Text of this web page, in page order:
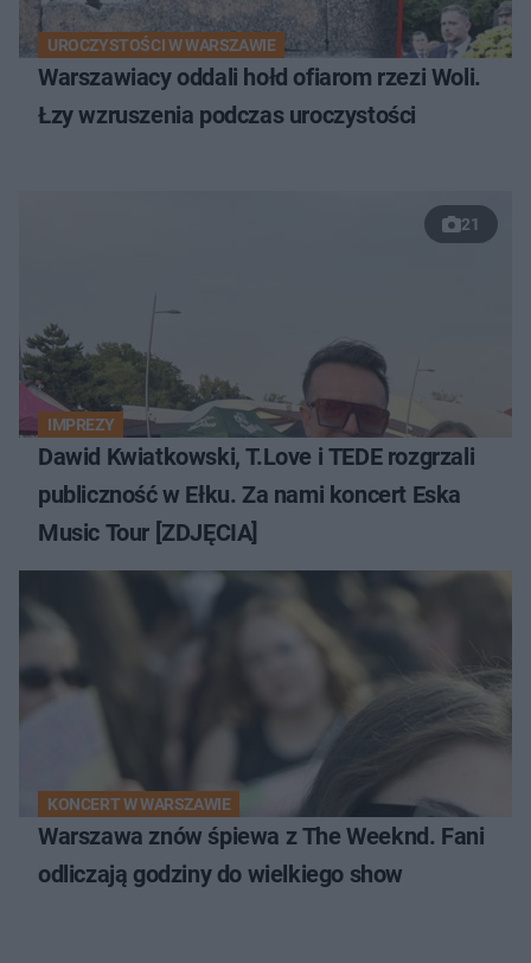
UROCZYSTOŚCI W WARSZAWIE
Warszawiacy oddali hołd ofiarom rzezi Woli.
Łzy wzruszenia podczas uroczystości
21
IMPREZY
Dawid Kwiatkowski, T.Love i TEDE rozgrzali
publiczność w Ełku. Za nami koncert Eska
Music Tour [ZDJĘCIA]
KONCERT W WARSZAWIE
Warszawa znów śpiewa z The Weeknd. Fani
odliczają godziny do wielkiego show